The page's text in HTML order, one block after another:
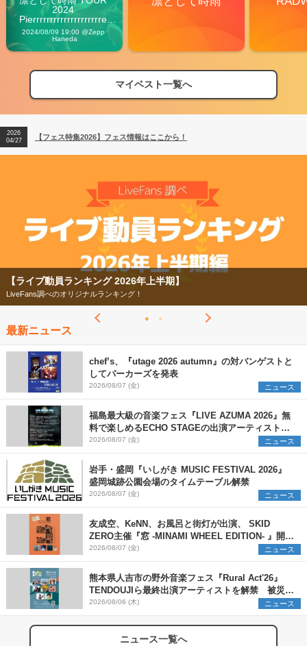
2024
Pierrrrrrrrrrrrrrrrrrrre
Vibes
2024/08/09 19:00 @Zepp
Haneda
マイベスト一覧へ
【フェス特集2026】フェス情報はここから！
【ライブ動員ランキング】2026年上半期編発表！
2026
04/27
【フェス特集2026】フェス情報はここから！
2026
【ライブ動員ランキング 2026年上半期】
LiveFans調べのオリジナルランキング！
最新ニュース
chef’s、『utage 2026 autumn』の対バンゲストと
してパーカーズを発表
2026/08/07 (金) ニュース
福島最大級の音楽フェス『LIVE AZUMA 2026』無
料で楽しめるECHO STAGEの出演アーティストを
発表
2026/08/07 (金) ニュース
岩手・盛岡『いしがき MUSIC FESTIVAL 2026』
盛岡城跡公園会場のタイムテーブル解禁
2026/08/07 (金) ニュース
友成空、KeNN、お風呂と街灯が出演、 SKID
ZERO主催『窓 -MINAMI WHEEL EDITION- 』開催
決定
2026/08/07 (金) ニュース
熊本県人吉市の野外音楽フェス『Rural Act'26』
TENDOUJIら最終出演アーティストを解禁 被災地
支援プロジェクトの始動も発表
2026/08/06 (木) ニュース
ニュース一覧へ